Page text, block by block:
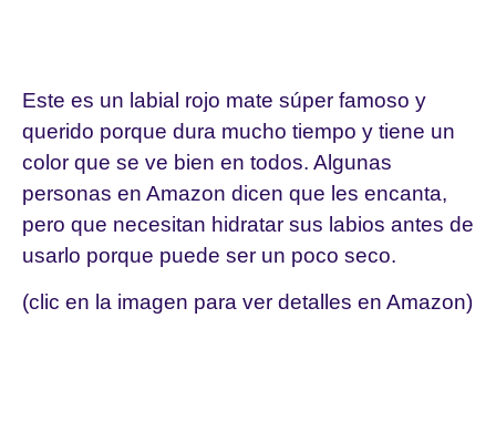
Este es un labial rojo mate súper famoso y
querido porque dura mucho tiempo y tiene un
color que se ve bien en todos. Algunas
personas en Amazon dicen que les encanta,
pero que necesitan hidratar sus labios antes de
usarlo porque puede ser un poco seco.
(clic en la imagen para ver detalles en Amazon)